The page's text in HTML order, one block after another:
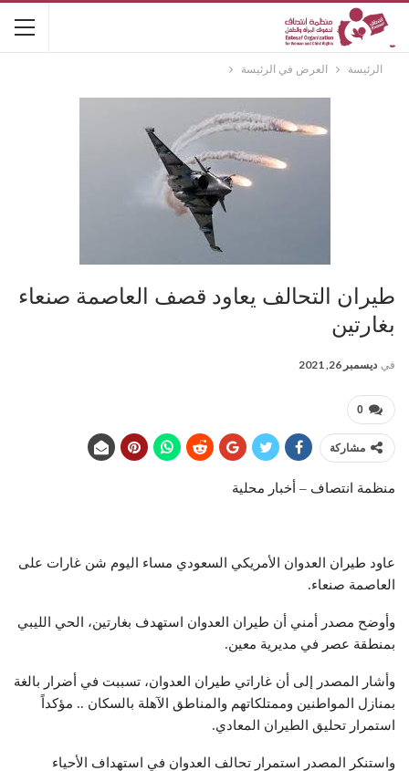
الرئيسة العرض في الرئيسة
طيران التحالف يعاود قصف العاصمة صنعاء
بغارتين
في ديسمبر 26, 2021
0
مشاركة
منظمة انتصاف – أخبار محلية
عاود طيران العدوان الأمريكي السعودي مساء اليوم شن غارات على
العاصمة صنعاء.
وأوضح مصدر أمني أن طيران العدوان استهدف بغارتين، الحي الليبي
بمنطقة عصر في مديرية معين.
وأشار المصدر إلى أن غاراتي طيران العدوان، تسببت في أضرار بالغة
بمنازل المواطنين وممتلكاتهم والمناطق الآهلة بالسكان .. مؤكداً
استمرار تحليق الطيران المعادي.
واستنكر المصدر استمرار تحالف العدوان في استهداف الأحياء